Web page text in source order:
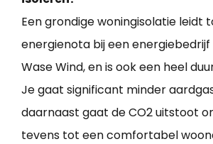
Een grondige woningisolatie leidt
energienota bij een energiebedrijf
Wase Wind, en is ook een heel
Je gaat significant minder
daarnaast gaat de CO2 uitstoot
tevens tot een comfortabel